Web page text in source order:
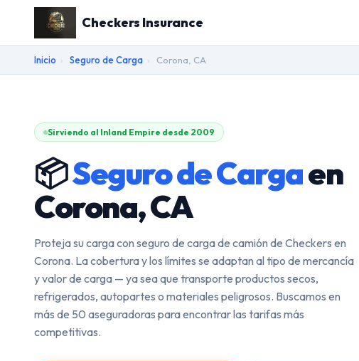
Checkers Insurance
Inicio › Seguro de Carga › Corona, CA
Sirviendo al Inland Empire desde 2009
📦Seguro de Cargaen
Corona, CA
Proteja su carga con seguro de carga de camión de Checkers en
Corona. La cobertura y los límites se adaptan al tipo de mercancía
y valor de carga — ya sea que transporte productos secos,
refrigerados, autopartes o materiales peligrosos. Buscamos en
más de 50 aseguradoras para encontrar las tarifas más
competitivas.